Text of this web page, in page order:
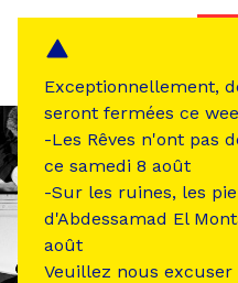
Exceptionnellement,
seront fermées ce
-Les Rêves n'ont pas
ce samedi 8 août
-Sur les ruines, les
d'Abdessamad El
août
Veuillez nous excuser
Panneau de gestion des